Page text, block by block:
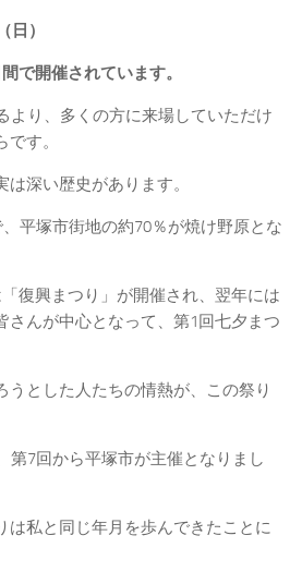
日）
で開催されています。
より、多くの方に来場していただけ
す。
深い歴史があります。
平塚市街地の約70％が焼け野原とな
復興まつり」が開催され、翌年には
さんが中心となって、第1回七夕まつ
うとした人たちの情熱が、この祭り
第7回から平塚市が主催となりまし
は私と同じ年月を歩んできたことに